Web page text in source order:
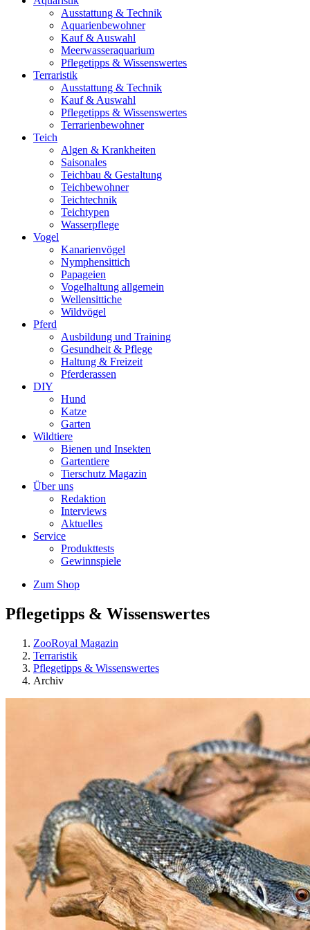
Ausstattung & Technik
Aquarienbewohner
Kauf & Auswahl
Meerwasseraquarium
Pflegetipps & Wissenswertes
Terraristik
Ausstattung & Technik
Kauf & Auswahl
Pflegetipps & Wissenswertes
Terrarienbewohner
Teich
Algen & Krankheiten
Saisonales
Teichbau & Gestaltung
Teichbewohner
Teichtechnik
Teichtypen
Wasserpflege
Vogel
Kanarienvögel
Nymphensittich
Papageien
Vogelhaltung allgemein
Wellensittiche
Wildvögel
Pferd
Ausbildung und Training
Gesundheit & Pflege
Haltung & Freizeit
Pferderassen
DIY
Hund
Katze
Garten
Wildtiere
Bienen und Insekten
Gartentiere
Tierschutz Magazin
Über uns
Redaktion
Interviews
Aktuelles
Service
Produkttests
Gewinnspiele
Zum Shop
Pflegetipps & Wissenswertes
ZooRoyal Magazin
Terraristik
Pflegetipps & Wissenswertes
Archiv